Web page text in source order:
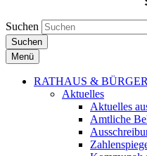
Suchen
Suchen
Menü
RATHAUS &
Aktuelles
Aktuelles
Amtliche